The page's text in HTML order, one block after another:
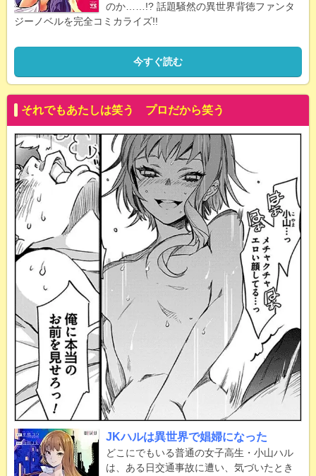
のか……!? 話題騒然の異世界背徳ファンタ
ジーノベルを完全コミカライズ!!
今すぐ読む
それでもあたしは笑う プロだから笑う
JKハルは異世界で娼婦になった
どこにでもいる普通の女子高生・小山ハル
は、ある日交通事故に遭い、気づいたとき